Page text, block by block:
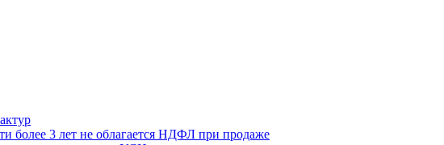
более 3 лет не облагается НДФЛ при продаже